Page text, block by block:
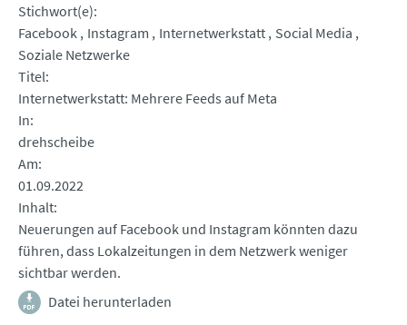
Stichwort(e)
Facebook Instagram Internetwerkstatt Social Media
Soziale Netzwerke
Titel
Internetwerkstatt: Mehrere Feeds auf Meta
In
drehscheibe
Am
01.09.2022
Inhalt
Neuerungen auf Facebook und Instagram könnten dazu
führen, dass Lokalzeitungen in dem Netzwerk weniger
sichtbar werden.
Datei herunterladen